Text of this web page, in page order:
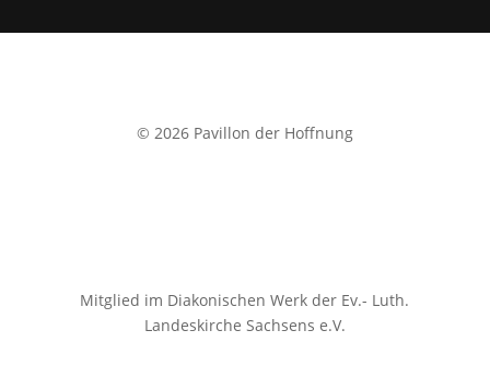
© 2026 Pavillon der Hoffnung
Mitglied im Diakonischen Werk der Ev.- Luth.
Landeskirche Sachsens e.V.